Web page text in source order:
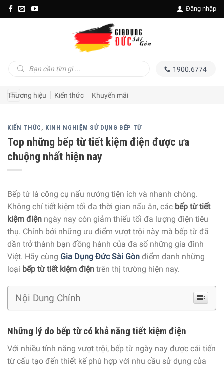
Skip
to
Đăng nhập
kiếm
1900.6774
Thương hiệu Kiến thức Khuyến mãi
KIẾN THỨC , KINH NGHIỆM SỬ DỤNG BẾP TỪ
Top những bếp từ tiết kiệm điện được ưa
chuộng nhất hiện nay
Bếp từ là công cụ nấu nướng tiện ích và nhanh chóng.
Không chỉ tiết kiệm tối đa thời gian nấu ăn, các bếp từ tiết
kiệm điện ngày nay còn giảm thiểu tối đa lượng điện tiêu
thụ. Chính bởi những ưu điểm vượt trội này mà bếp từ đã
dần trở thành bạn đồng hành của đa số những gia đình
Việt. Hãy cùng Gia Dụng Đức Sài Gòn điểm danh những
loại bếp từ tiết kiệm điện trên thị trường hiện nay.
Nội Dung Chính
Những lý do bếp từ có khả năng tiết kiệm điện
Với nhiều tính năng vượt trội, bếp từ ngày nay được cải tiến
từ cấu tạo đến thiết kế phù hợp với nhu cầu sử dụng của